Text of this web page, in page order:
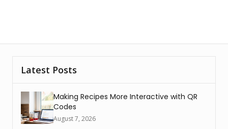
Latest Posts
Making Recipes More Interactive with QR
Codes
August 7, 2026